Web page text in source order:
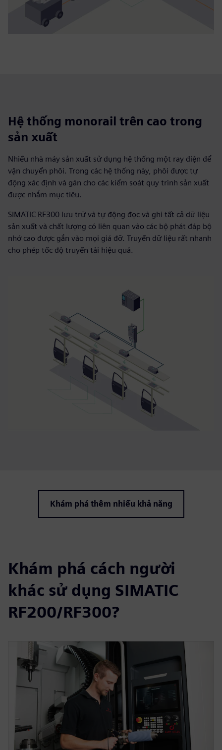
Hệ thống monorail trên cao trong
sản xuất
Nhiều nhà máy sản xuất sử dụng hệ thống một ray điện để
vận chuyển phôi. Trong các hệ thống này, phôi được tự
động xác định và gán cho các kiểm soát quy trình sản xuất
được nhắm mục tiêu.
SIMATIC RF300 lưu trữ và tự động đọc và ghi tất cả dữ liệu
sản xuất và chất lượng có liên quan vào các bộ phát đáp bộ
nhớ cao được gắn vào mọi giá đỡ. Truyền dữ liệu rất nhanh
cho phép tốc độ truyền tải hiệu quả.
Khám phá thêm nhiều khả năng
Khám phá cách người
khác sử dụng SIMATIC
RF200/RF300?